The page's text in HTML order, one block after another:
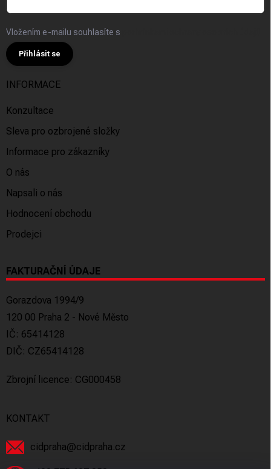
Vložením e-mailu souhlasíte s
Přihlásit se
INFORMACE
Konzultace
Sleva pro ozbrojené složky
Informace pro zákazníky
O nás
Napsali o nás
Hodnocení obchodu
Prodejci
FAKTURAČNÍ ÚDAJE
Gorazdova 1994/9
120 00 Praha 2 - Nové Město
IČ: 65414128
DIČ: CZ65414128
Zbrojní licence: CG000458
KONTAKT
cidpraha@cidpraha.cz